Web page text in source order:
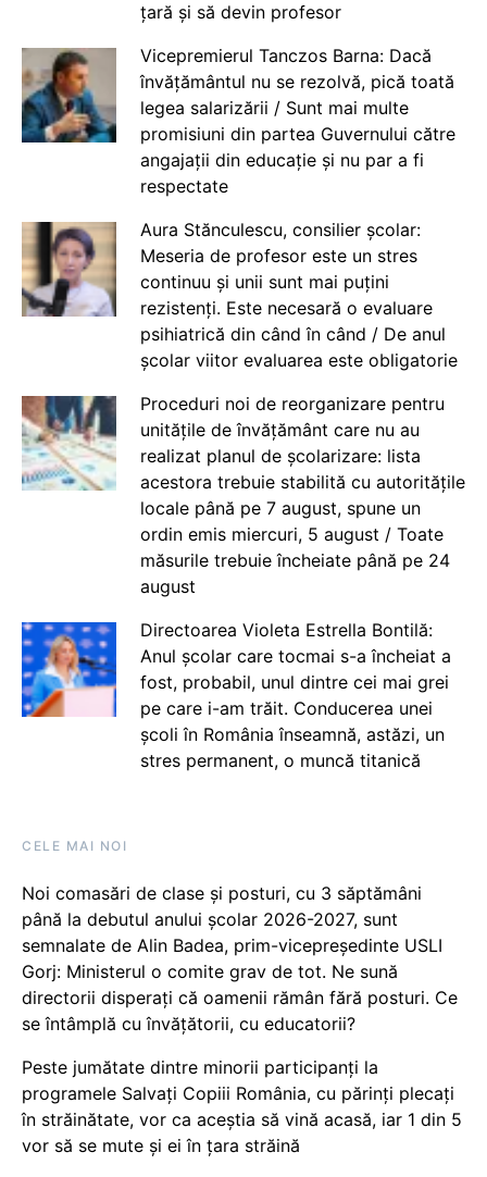
țară și să devin profesor
Vicepremierul Tanczos Barna: Dacă
învățământul nu se rezolvă, pică toată
legea salarizării / Sunt mai multe
promisiuni din partea Guvernului către
angajații din educație și nu par a fi
respectate
Aura Stănculescu, consilier școlar:
Meseria de profesor este un stres
continuu și unii sunt mai puțini
rezistenți. Este necesară o evaluare
psihiatrică din când în când / De anul
școlar viitor evaluarea este obligatorie
Proceduri noi de reorganizare pentru
unitățile de învățământ care nu au
realizat planul de școlarizare: lista
acestora trebuie stabilită cu autoritățile
locale până pe 7 august, spune un
ordin emis miercuri, 5 august / Toate
măsurile trebuie încheiate până pe 24
august
Directoarea Violeta Estrella Bontilă:
Anul școlar care tocmai s-a încheiat a
fost, probabil, unul dintre cei mai grei
pe care i-am trăit. Conducerea unei
școli în România înseamnă, astăzi, un
stres permanent, o muncă titanică
CELE MAI NOI
Noi comasări de clase și posturi, cu 3 săptămâni
până la debutul anului școlar 2026-2027, sunt
semnalate de Alin Badea, prim-vicepreședinte USLI
Gorj: Ministerul o comite grav de tot. Ne sună
directorii disperați că oamenii rămân fără posturi. Ce
se întâmplă cu învățătorii, cu educatorii?
Peste jumătate dintre minorii participanți la
programele Salvați Copiii România, cu părinți plecați
în străinătate, vor ca aceștia să vină acasă, iar 1 din 5
vor să se mute și ei în țara străină